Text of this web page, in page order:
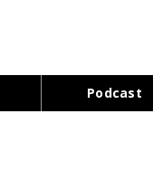
Podcast